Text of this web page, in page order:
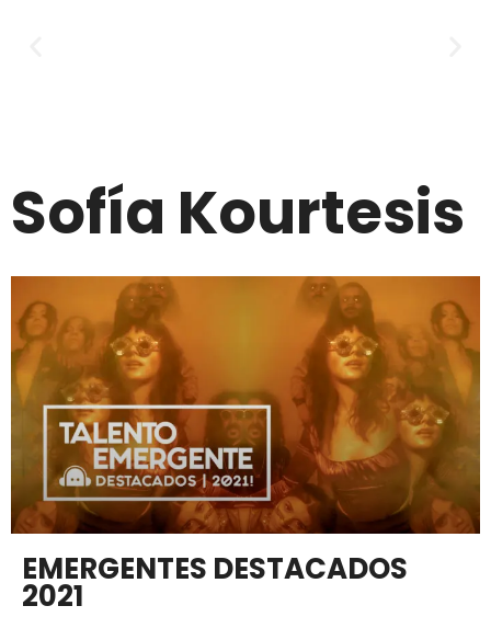
Sofía Kourtesis
EMERGENTES DESTACADOS
2021